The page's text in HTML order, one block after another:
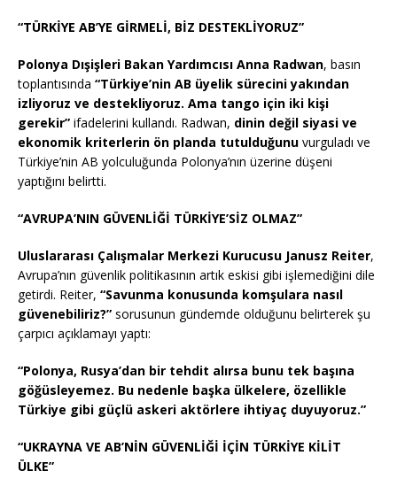
“TÜRKİYE AB’YE GİRMELİ, BİZ DESTEKLİYORUZ”
Polonya Dışişleri Bakan Yardımcısı Anna Radwan, basın
toplantısında “Türkiye’nin AB üyelik sürecini yakından
izliyoruz ve destekliyoruz. Ama tango için iki kişi
gerekir” ifadelerini kullandı. Radwan, dinin değil siyasi ve
ekonomik kriterlerin ön planda tutulduğunu vurguladı ve
Türkiye’nin AB yolculuğunda Polonya’nın üzerine düşeni
yaptığını belirtti.
“AVRUPA’NIN GÜVENLİĞİ TÜRKİYE’SİZ OLMAZ”
Uluslararası Çalışmalar Merkezi Kurucusu Janusz Reiter,
Avrupa’nın güvenlik politikasının artık eskisi gibi işlemediğini dile
getirdi. Reiter, “Savunma konusunda komşulara nasıl
güvenebiliriz?” sorusunun gündemde olduğunu belirterek şu
çarpıcı açıklamayı yaptı:
“Polonya, Rusya’dan bir tehdit alırsa bunu tek başına
göğüsleyemez. Bu nedenle başka ülkelere, özellikle
Türkiye gibi güçlü askeri aktörlere ihtiyaç duyuyoruz.”
“UKRAYNA VE AB’NİN GÜVENLİĞİ İÇİN TÜRKİYE KİLİT
ÜLKE”